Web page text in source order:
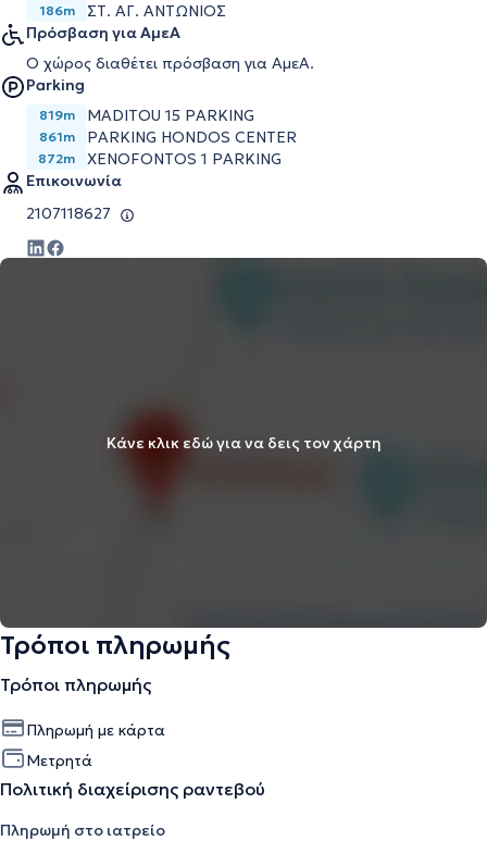
186m
ΣΤ. ΑΓ. ΑΝΤΩΝΙΟΣ
Πρόσβαση για ΑμεΑ
Ο χώρος διαθέτει πρόσβαση για ΑμεΑ.
Parking
819m MADITOU 15 PARKING
861m PARKING HONDOS CENTER
872m
XENOFONTOS 1 PARKING
Επικοινωνία
2107118627
Κάνε κλικ εδώ για να δεις τον χάρτη
Τρόποι πληρωμής
Τρόποι πληρωμής
Πληρωμή με κάρτα
Μετρητά
Πολιτική διαχείρισης ραντεβού
Πληρωμή στο ιατρείο